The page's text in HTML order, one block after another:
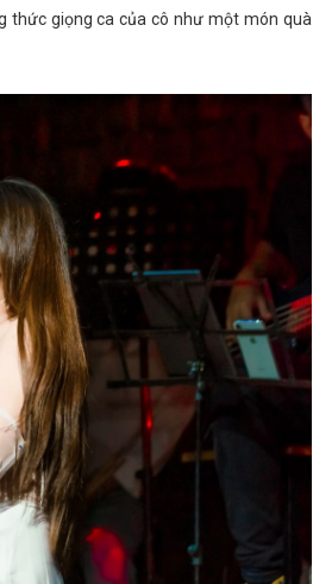
thức giọng ca của cô như một món quà